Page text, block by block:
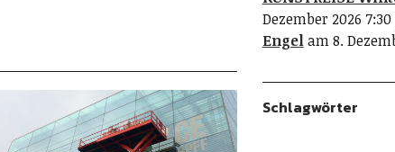
Dezember 2026 7:30
Engelam 8.
Schlagwörter